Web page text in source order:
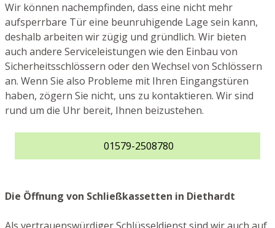
Wir können nachempfinden, dass eine nicht mehr
aufsperrbare Tür eine beunruhigende Lage sein kann,
deshalb arbeiten wir zügig und gründlich. Wir bieten
auch andere Serviceleistungen wie den Einbau von
Sicherheitsschlössern oder den Wechsel von Schlössern
an. Wenn Sie also Probleme mit Ihren Eingangstüren
haben, zögern Sie nicht, uns zu kontaktieren. Wir sind
rund um die Uhr bereit, Ihnen beizustehen.
01579-2508780
Die Öffnung von Schließkassetten in Diethardt